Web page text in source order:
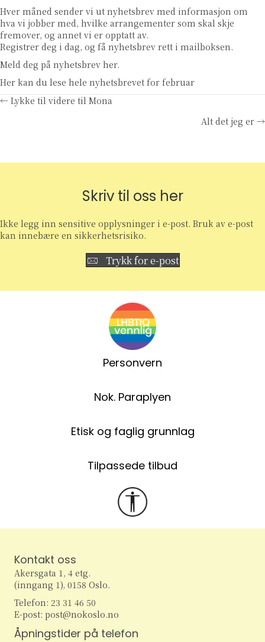
Hver måned sender vi ut nyhetsbrev med informasjon om
hva vi jobber med, hvilke arrangementer som skal skje
fremover, og annet vi er opptatt av.
Registrer deg i dag, og få nyhetsbrev rett i mailboksen.
Meld deg på nyhetsbrev her.
Her kan du lese hele nyhetsbrevet for februar
Posts
← Lykke til videre til Mona
Alt det jeg er →
Skriv til oss her
Ikke legg inn sensitive opplysninger i e-post. Bruk av e-post
kan innebære en sikkerhetsrisiko.
Trykk for e-post
Personvern
Nok. Paraplyen
Etisk og faglig grunnlag
Tilpassede tilbud
Kontakt oss
Akersgata 1, 4 etg.
(inngang 1), 0158 Oslo.
Telefon: 23 31 46 50
E-post: post@nokoslo.no
Åpningstider på telefon